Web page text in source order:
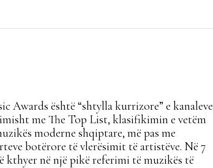
Awards është “shtylla kurrizore” e kanaleve
me The Top List, klasifikimin e vetëm
moderne shqiptare, më pas me
botërore të vlerësimit të artistëve. Në 7
kthyer në një pikë referimi të muzikës të